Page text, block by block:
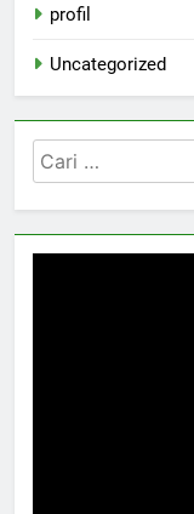
profil
Uncategorized
Cari
untuk: